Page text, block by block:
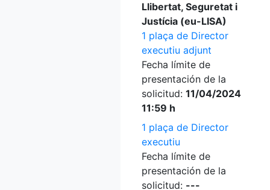
Llibertat, Seguretat i
Justícia (eu-LISA)
1 plaça de Director
executiu adjunt
Fecha límite de
presentación de la
solicitud: 11/04/2024
11:59 h
1 plaça de Director
executiu
Fecha límite de
presentación de la
solicitud: ---